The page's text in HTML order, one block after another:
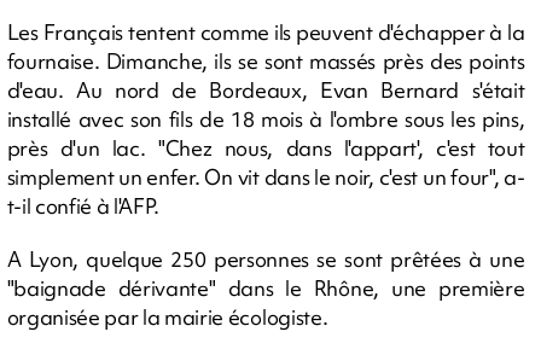
Les Français tentent comme ils peuvent d'échapper à la
fournaise. Dimanche, ils se sont massés près des points
d'eau. Au nord de Bordeaux, Evan Bernard s'était
installé avec son fils de 18 mois à l'ombre sous les pins,
près d'un lac. "Chez nous, dans l'appart', c'est tout
simplement un enfer. On vit dans le noir, c'est un four", a-
t-il confié à l'AFP.
A Lyon, quelque 250 personnes se sont prêtées à une
"baignade dérivante" dans le Rhône, une première
organisée par la mairie écologiste.